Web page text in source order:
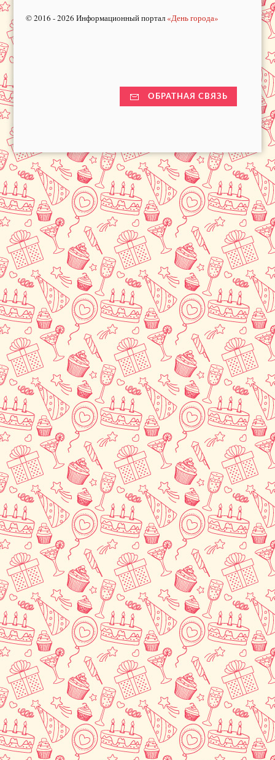
© 2016 - 2026 Информационный портал «День города»
ОБРАТНАЯ СВЯЗЬ